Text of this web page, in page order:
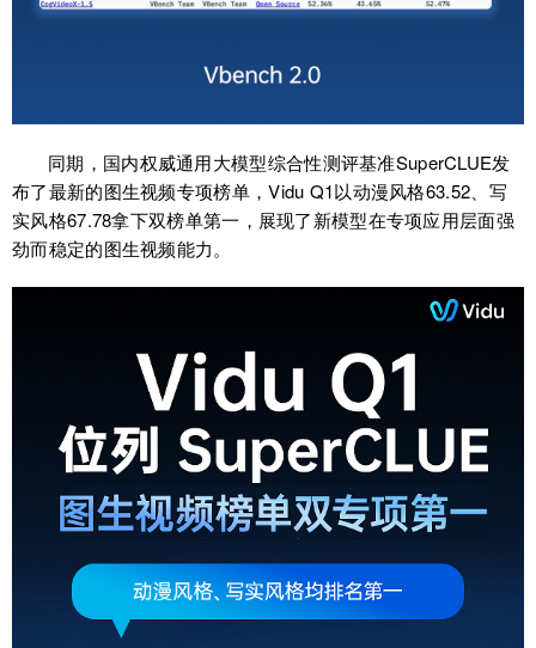
同期，国内权威通用大模型综合性测评基准SuperCLUE发
布了最新的图生视频专项榜单，Vidu Q1以动漫风格63.52、写
实风格67.78拿下双榜单第一，展现了新模型在专项应用层面强
劲而稳定的图生视频能力。